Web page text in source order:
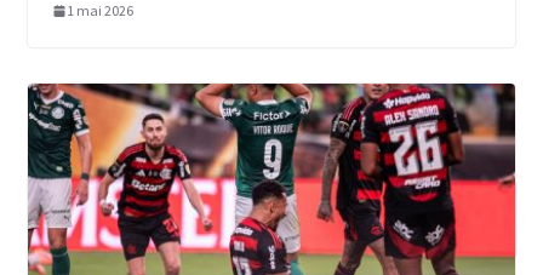
1 mai 2026